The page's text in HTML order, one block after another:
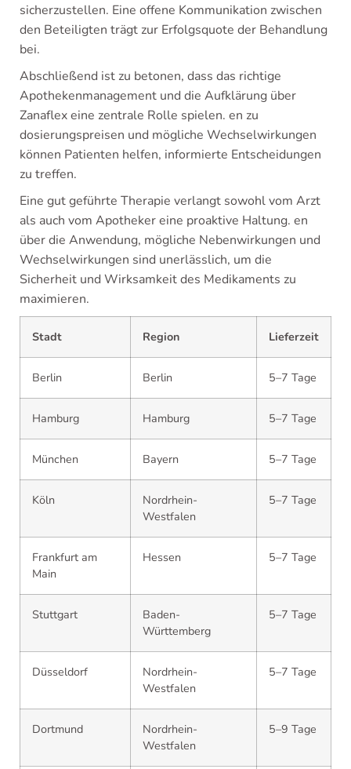
sicherzustellen. Eine offene Kommunikation zwischen
den Beteiligten trägt zur Erfolgsquote der Behandlung
bei.
Abschließend ist zu betonen, dass das richtige
Apothekenmanagement und die Aufklärung über
Zanaflex eine zentrale Rolle spielen. en zu
dosierungspreisen und mögliche Wechselwirkungen
können Patienten helfen, informierte Entscheidungen
zu treffen.
Eine gut geführte Therapie verlangt sowohl vom Arzt
als auch vom Apotheker eine proaktive Haltung. en
über die Anwendung, mögliche Nebenwirkungen und
Wechselwirkungen sind unerlässlich, um die
Sicherheit und Wirksamkeit des Medikaments zu
maximieren.
Stadt Region Lieferzeit
Berlin Berlin 5–7 Tage
Hamburg Hamburg 5–7 Tage
München Bayern 5–7 Tage
Köln
Nordrhein-
Westfalen
5–7 Tage
Frankfurt am
Main
Hessen 5–7 Tage
Stuttgart
Baden-
Württemberg
5–7 Tage
Düsseldorf
Nordrhein-
Westfalen
5–7 Tage
Dortmund
Nordrhein-
Westfalen
5–9 Tage